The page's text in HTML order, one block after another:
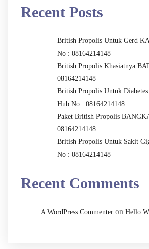
Recent Posts
British Propolis Untuk Gerd
No : 08164214148
British Propolis Khasiatnya
08164214148
British Propolis Untuk
Hub No : 08164214148
Paket British Propolis
08164214148
British Propolis Untuk Sakit
No : 08164214148
Recent Comments
A WordPress Commenter on Hello